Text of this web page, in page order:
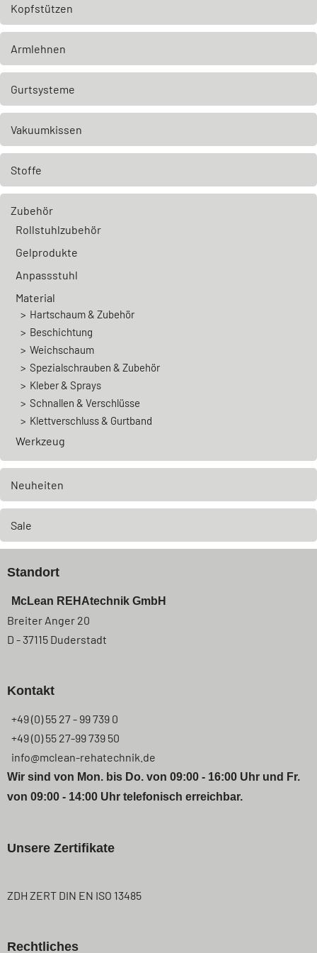
Kopfstützen
Armlehnen
Gurtsysteme
Vakuumkissen
Stoffe
Zubehör
Rollstuhlzubehör
Gelprodukte
Anpassstuhl
Material
Hartschaum & Zubehör
Beschichtung
Weichschaum
Spezialschrauben & Zubehör
Kleber & Sprays
Schnallen & Verschlüsse
Klettverschluss & Gurtband
Werkzeug
Neuheiten
Sale
Standort
McLean REHAtechnik GmbH
Breiter Anger 20
D - 37115 Duderstadt
Kontakt
+49 (0) 55 27 - 99 739 0
+49 (0) 55 27-99 739 50
info@mclean-rehatechnik.de
Wir sind von Mon. bis Do. von 09:00 - 16:00 Uhr und Fr.
von 09:00 - 14:00 Uhr telefonisch erreichbar.
Unsere Zertifikate
ZDH ZERT DIN EN ISO 13485
Rechtliches